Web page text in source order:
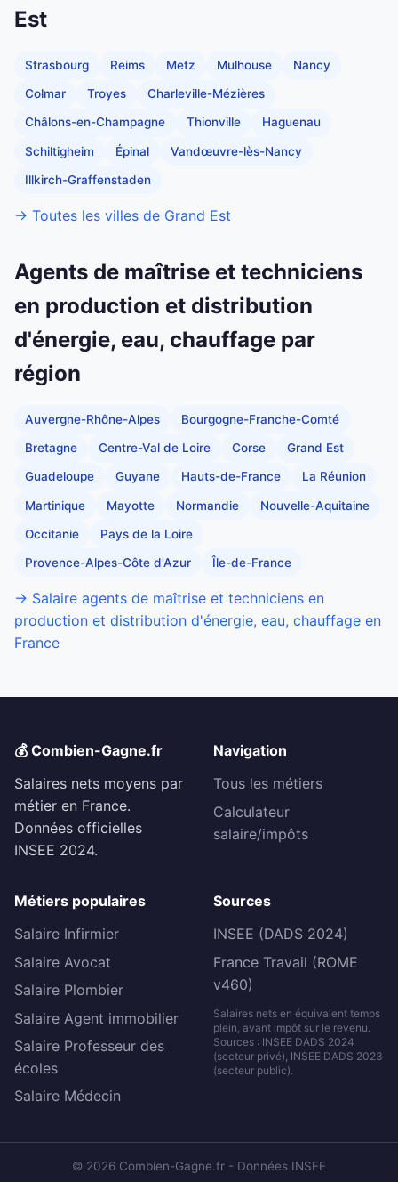
Est
Strasbourg Reims Metz Mulhouse Nancy
Colmar Troyes Charleville-Mézières
Châlons-en-Champagne Thionville Haguenau
Schiltigheim Épinal Vandœuvre-lès-Nancy
Illkirch-Graffenstaden
→ Toutes les villes de Grand Est
Agents de maîtrise et techniciens
en production et distribution
d'énergie, eau, chauffage par
région
Auvergne-Rhône-Alpes Bourgogne-Franche-Comté
Bretagne Centre-Val de Loire Corse Grand Est
Guadeloupe Guyane Hauts-de-France La Réunion
Martinique Mayotte Normandie Nouvelle-Aquitaine
Occitanie Pays de la Loire
Provence-Alpes-Côte d'Azur Île-de-France
→ Salaire agents de maîtrise et techniciens en
production et distribution d'énergie, eau, chauffage en
France
💰 Combien-Gagne.fr
Salaires nets moyens par
métier en France.
Données officielles
INSEE 2024.
Navigation
Tous les métiers
Calculateur
salaire/impôts
Métiers populaires
Salaire Infirmier
Salaire Avocat
Salaire Plombier
Salaire Agent immobilier
Salaire Professeur des
écoles
Salaire Médecin
Sources
INSEE (DADS 2024)
France Travail (ROME
v460)
Salaires nets en équivalent temps
plein, avant impôt sur le revenu.
Sources : INSEE DADS 2024
(secteur privé), INSEE DADS 2023
(secteur public).
© 2026 Combien-Gagne.fr - Données INSEE